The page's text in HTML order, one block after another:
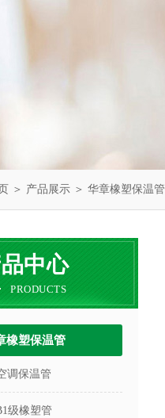
＞ 产品展示 ＞ 华章橡塑保温管
中心
PRODUCTS
橡塑保温管
调保温管
级橡塑管